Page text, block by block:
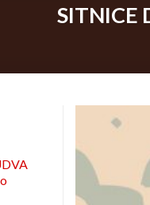
SITNICE